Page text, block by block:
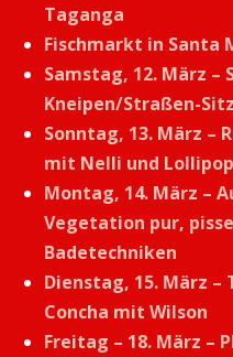
Taganga
Fischmarkt in Santa
Samstag, 12. März
Kneipen/Straßen-
Sonntag, 13. März –
mit Nelli und Lollipop
Montag, 14. März –
Vegetation pur,
Badetechniken
Dienstag, 15. März –
Concha mit Wilson
Freitag – 18. März –